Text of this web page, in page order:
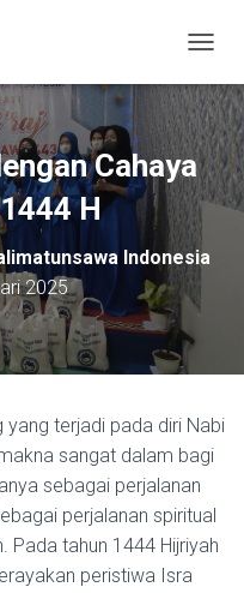
Cahaya
H
Indonesia
2025
yang terjadi pada diri Nabi
sangat dalam bagi
sebagai perjalanan
perjalanan spiritual
Pada tahun 1444 Hijriyah
peristiwa Isra